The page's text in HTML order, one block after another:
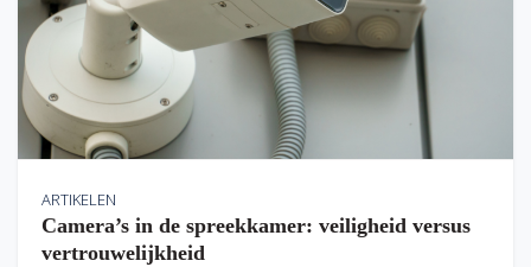
ARTIKELEN
Camera’s in de spreekkamer: veiligheid versus
vertrouwelijkheid